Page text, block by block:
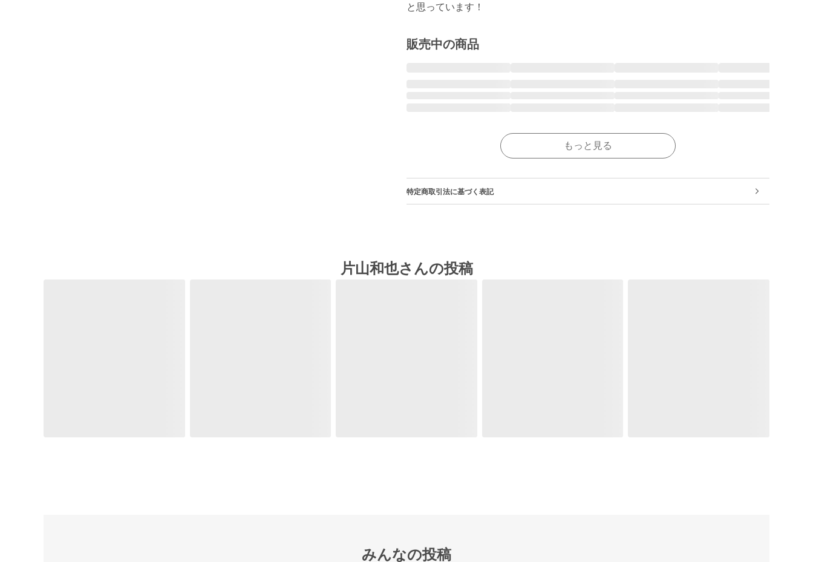
と思っています！
販売中の商品
もっと見る
特定商取引法に基づく表記
片山和也さんの投稿
みんなの投稿